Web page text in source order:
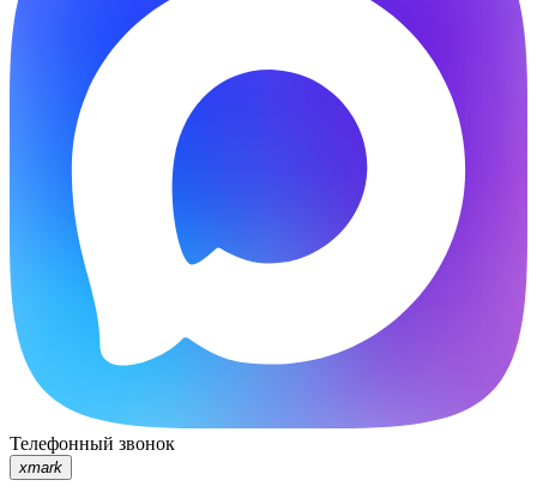
Телефонный звонок
xmark